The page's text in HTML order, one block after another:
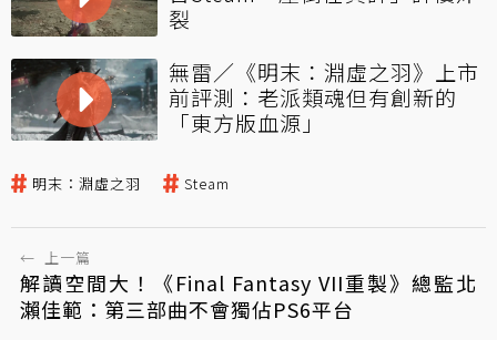
裂
無雷／《明末：淵虛之羽》上市
前評測：老派類魂但有創新的
「東方版血源」
明末：淵虛之羽 Steam
← 上一篇
解讀空間大！《Final Fantasy VII重製》總監北
瀨佳範：第三部曲不會獨佔PS6平台